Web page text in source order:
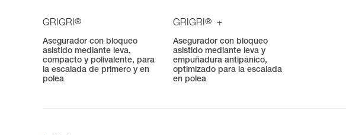
GRIGRI®
Asegurador con bloqueo
asistido mediante leva,
compacto y polivalente, para
la escalada de primero y en
polea
GRIGRI® +
Asegurador con bloqueo
asistido mediante leva y
empuñadura antipánico,
optimizado para la escalada
en polea